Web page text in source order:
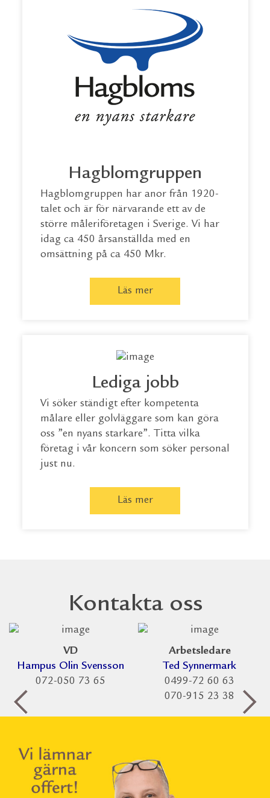
Hagblomgruppen
Hagblomgruppen har anor från 1920-
talet och är för närvarande ett av de
större måleriföretagen i Sverige. Vi har
idag ca 450 årsanställda med en
omsättning på ca 450 Mkr.
Läs mer
Lediga jobb
Vi söker ständigt efter kompetenta
målare eller golvläggare som kan göra
oss ”en nyans starkare”. Titta vilka
företag i vår koncern som söker personal
just nu.
Läs mer
Kontakta oss
VD
Hampus Olin Svensson
072-050 73 65
Arbetsledare
Ted Synnermark
0499-72 60 63
070-915 23 38